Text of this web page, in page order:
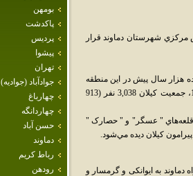
بومهن
پاكدشت
پرديس
پيشوا
تهران
جوادآباد (جواديه)
چهارباغ
چهاردانگه
حسن آباد
دماوند
رباط كريم
رودهن
شهرستان دماوند قرار
هزار سال پيش در اين منطقه
يافت شده است.کوه نزديک اين شهر کوه درعلي نام دارد. بر اساس سرشماري سال 1385، جمعيت کيلان 3,038 نفر (913
قلعه‌هاي " عسگر" و " حصارک "
کيلان ديده مي‌شود.
آبسرد و در مسیر راه دماوند به ایوانکی و گرمسار و